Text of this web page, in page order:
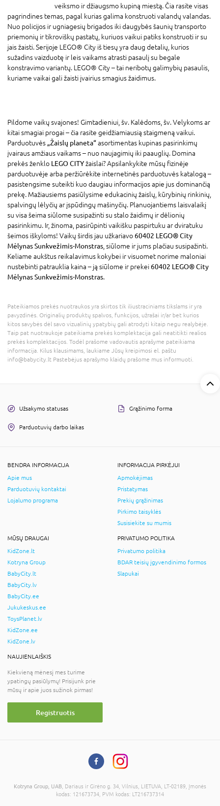
veiksmo ir džiaugsmo kupiną miestą. Čia rasite visas
pagrindines temas, pagal kurias galima konstruoti valandų valandas.
Nuo policijos ir ugniagesių brigados iki daugybės šaunių transporto
priemonių ir tikroviškų pastatų, kuriuos vaikui patiks konstruoti ir su
jais žaisti. Serijoje LEGO® City iš tiesų yra daug detalių, kurios
sužadins vaizduotę ir leis vaikams atrasti pasaulį su begale
konstravimo variantų. LEGO® City – tai neribotų galimybių pasaulis,
kuriame vaikai gali žaisti įvairius smagius žaidimus.
Pildome vaikų svajones! Gimtadieniui, šv. Kalėdoms, šv. Velykoms ar
kitai smagiai progai – čia rasite geidžiamiausią staigmeną vaikui.
Parduotuvės „Žaislų planeta“asortimentas kupinas pasirinkimų
įvairaus amžiaus vaikams – nuo naujagimių iki paauglių. Domina
prekės ženklo LEGO CITYžaislai? Apsilankykite mūsų fizinėje
parduotuvėje arba peržiūrėkite internetinės parduotuvės katalogą –
pasistengsime suteikti kuo daugiau informacijos apie jus dominančią
prekę. Mažiausiems pasiūlysime edukacinių žaislų, kūrybinių rinkinių,
spalvingų lėlyčių ar įspūdingų mašinyčių. Planuojantiems laisvalaikį
su visa šeima siūlome susipažinti su stalo žaidimų ir dėlionių
pasirinkimu. Ir, žinoma, pasirūpinti vaikišku paspirtuku ar dviratuku
šeimos iškyloms! Vaikų širdis jau užkariavo 60402 LEGO® City
Mėlynas Sunkvežimis-Monstras , siūlome ir jums plačiau susipažinti.
Keliame aukštus reikalavimus kokybei ir visuomet norime maloniai
nustebinti patrauklia kaina – ją siūlome ir prekei 60402 LEGO® City
Mėlynas Sunkvežimis-Monstras.
Pateikiamos prekės nuotraukos yra skirtos tik iliustraciniams tikslams ir yra
pavyzdinės. Originalių produktų spalvos, funkcijos, užrašai ir/ar bet kurios
kitos savybės dėl savo vizualinių ypatybių gali atrodyti kitaip negu realybėje.
Taip pat nuotraukoje pateikiama prekės komplektacija gali neatitikti realios
prekės komplektacijos. Todėl prašome vadovautis aprašyme pateikiama
informacija. Kilus klausimams, laukiame Jūsų kreipimosi el. paštu
info@babycity.lt Pastebėjus aprašymo klaidų prašome mus informuoti.
Užsakymo statusas Grąžinimo forma
Parduotuvių darbo laikas
BENDRA INFORMACIJA
Apie mus
Parduotuvių kontaktai
Lojalumo programa
INFORMACIJA PIRKĖJUI
Apmokėjimas
Pristatymas
Prekių grąžinimas
Pirkimo taisyklės
Susisiekite su mumis
MŪSŲ DRAUGAI
KidZone.lt
Kotryna Group
BabyCity.lt
BabyCity.lv
BabyCity.ee
Jukukeskus.ee
ToysPlanet.lv
KidZone.ee
KidZone.lv
PRIVATUMO POLITIKA
Privatumo politika
BDAR teisių įgyvendinimo formos
Slapukai
NAUJIENLAIŠKIS
Kiekvieną mėnesį mes turime
ypatingų pasiūlymų! Prisijunk prie
mūsų ir apie juos sužinok pirmas!
Registruotis
Kotryna Group, UAB , Dariaus ir Girėno g. 34, Vilnius, LIETUVA, LT-02189, Įmonės
kodas: 121673734, PVM kodas: LT216737314